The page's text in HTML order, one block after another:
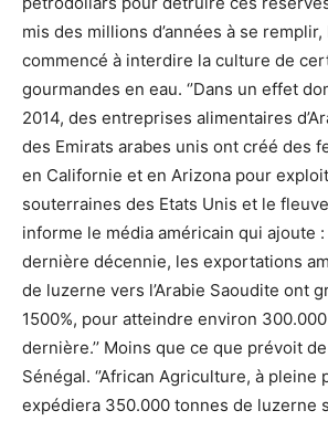
mis des millions d’années à se
commencé à interdire la culture de
gourmandes en eau. ‘’Dans un effet
2014, des entreprises alimentaires
des Emirats arabes unis ont créé des
en Californie et en Arizona pour
souterraines des Etats Unis et le fleuve
informe le média américain qui ajoute :
dernière décennie, les exportations
de luzerne vers l’Arabie Saoudite ont
1500%, pour atteindre environ 300.000
dernière.’’ Moins que ce que prévoit
Sénégal. ‘’African Agriculture, à pleine
expédiera 350.000 tonnes de luzerne